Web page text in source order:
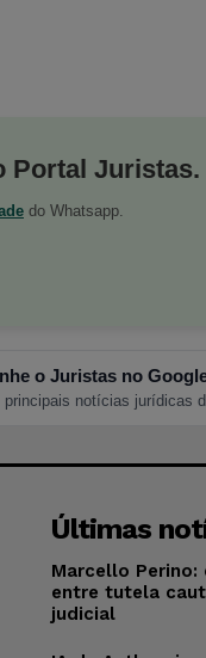
Portal Juristas.
do Whatsapp.
o Juristas no
principais notícias jurídicas
Últimas
Marcello
entre tutela
judicial